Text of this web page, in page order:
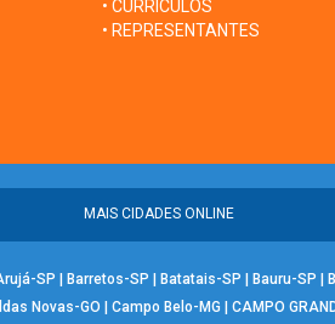
• CURRÍCULOS
• REPRESENTANTES
MAIS CIDADES ONLINE
SP | Barretos-SP | Batatais-SP | Bauru-SP |
Novas-GO | Campo Belo-MG | CAMPO